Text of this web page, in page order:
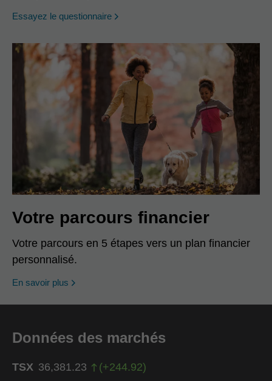
Essayez le questionnaire opens in a new window
Votre parcours financier
Votre parcours en 5 étapes vers un plan financier
personnalisé.
En savoir plus
Données des marchés
TSX 36,381.23 (+244.92)